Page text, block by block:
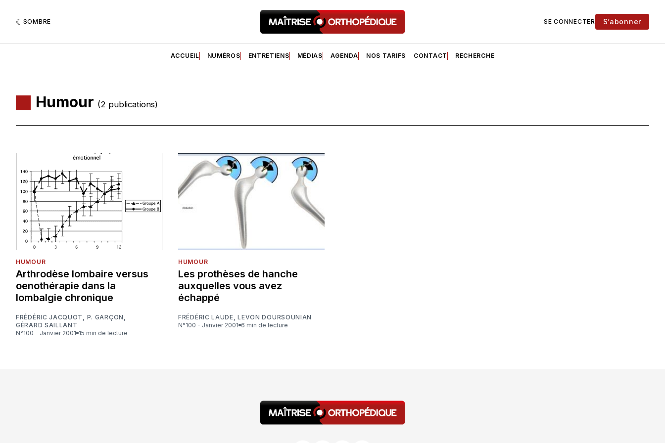
SOMBRE SE CONNECTER S’abonner
ACCUEIL NUMÉROS ENTRETIENS MÉDIAS AGENDA NOS TARIFS CONTACT RECHERCHE
Humour (2 publications)
HUMOUR
Arthrodèse lombaire versus
oenothérapie dans la
lombalgie chronique
FRÉDÉRIC JACQUOT P. GARÇON
GÉRARD SAILLANT
N°100 - Janvier 2001
15 min de lecture
HUMOUR
Les prothèses de hanche
auxquelles vous avez
échappé
FRÉDÉRIC LAUDE ,LEVON DOURSOUNIAN
N°100 - Janvier 2001
6 min de lecture